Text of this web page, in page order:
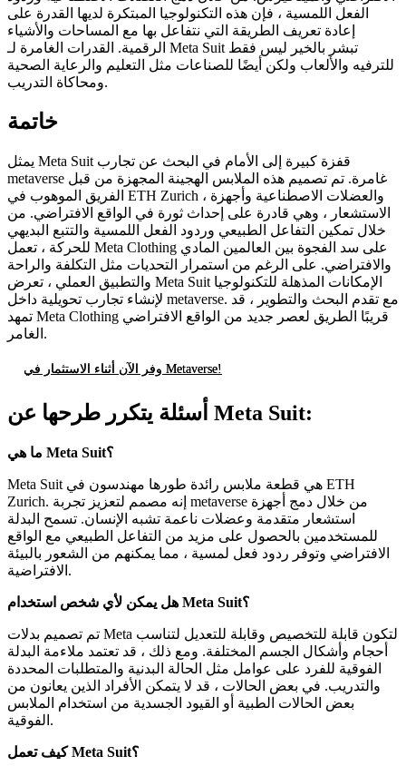
الفعل اللمسية ، فإن هذه التكنولوجيا المبتكرة لديها القدرة على
إعادة تعريف الطريقة التي نتفاعل بها مع المساحات والأشياء
الرقمية. القدرات الغامرة لـ Meta Suit تبشر بالخير ليس فقط
للترفيه والألعاب ولكن أيضًا للصناعات مثل التعليم والرعاية الصحية
ومحاكاة التدريب.
خاتمة
يمثل Meta Suit قفزة كبيرة إلى الأمام في البحث عن تجارب
metaverse غامرة. تم تصميم هذه الملابس الهجينة المجهزة من قبل
الفريق الموهوب في ETH Zurich ، والعضلات الاصطناعية وأجهزة
الاستشعار ، وهي قادرة على إحداث ثورة في الواقع الافتراضي. من
خلال تمكين التفاعل الطبيعي وردود الفعل اللمسية والتتبع البديهي
للحركة ، تعمل Meta Clothing على سد الفجوة بين العالمين المادي
والافتراضي. على الرغم من استمرار التحديات مثل التكلفة والراحة
والتطبيق العملي ، تعرض Meta Suit الإمكانات المذهلة للتكنولوجيا
لإنشاء تجارب تحويلية داخل metaverse. مع تقدم البحث والتطوير ، قد
تمهد Meta Clothing قريبًا الطريق لعصر جديد من الواقع الافتراضي
الغامر.
وفر الآن أثناء الاستثمار في Metaverse!
أسئلة يتكرر طرحها عن Meta Suit:
ما هي Meta Suit؟
Meta Suit هي قطعة ملابس رائدة طورها مهندسون في ETH
Zurich. إنه مصمم لتعزيز تجربة metaverse من خلال دمج أجهزة
استشعار متقدمة وعضلات ناعمة تشبه الإنسان. تسمح البدلة
للمستخدمين بالحصول على مزيد من التفاعل الطبيعي مع الواقع
الافتراضي وتوفر ردود فعل لمسية ، مما يمكنهم من الشعور بالبيئة
الافتراضية.
هل يمكن لأي شخص استخدام Meta Suit؟
تم تصميم بدلات Meta لتكون قابلة للتخصيص وقابلة للتعديل لتناسب
أحجام وأشكال الجسم المختلفة. ومع ذلك ، قد تعتمد ملاءمة البدلة
الفوقية للفرد على عوامل مثل الحالة البدنية والمتطلبات المحددة
والتدريب. في بعض الحالات ، قد لا يتمكن الأفراد الذين يعانون من
بعض الحالات الطبية أو القيود الجسدية من استخدام الملابس
الفوقية.
كيف تعمل Meta Suit؟